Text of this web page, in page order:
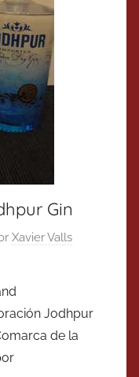
Gin
Xavier Valls
Jodhpur
de la